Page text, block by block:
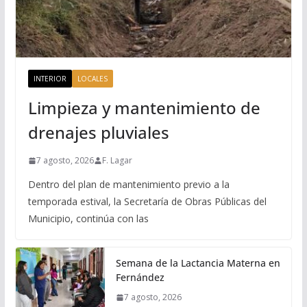
INTERIOR LOCALES
Limpieza y mantenimiento de
drenajes pluviales
7 agosto, 2026 F. Lagar
Dentro del plan de mantenimiento previo a la
temporada estival, la Secretaría de Obras Públicas del
Municipio, continúa con las
Semana de la Lactancia Materna en
Fernández
7 agosto, 2026